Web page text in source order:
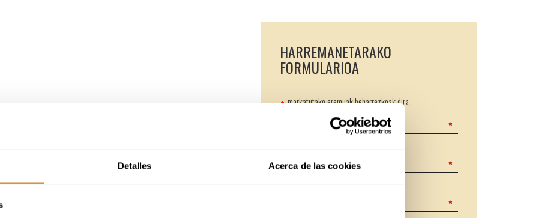
Detalles Acerca de las cookies
HARREMANETARAKO
FORMULARIOA
markatutako eremuak beharrezkoak dira.